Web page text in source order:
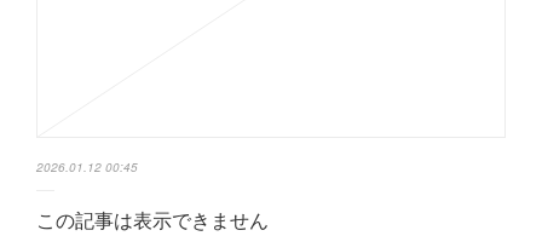
2026.01.12 00:45
この記事は表示できません